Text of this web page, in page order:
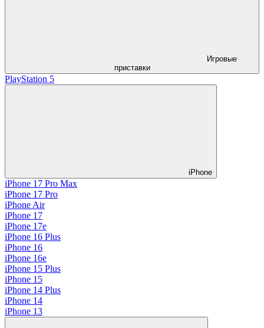
Игровые
приставки
PlayStation 5
iPhone
iPhone 17 Pro Max
iPhone 17 Pro
iPhone Air
iPhone 17
iPhone 17e
iPhone 16 Plus
iPhone 16
iPhone 16e
iPhone 15 Plus
iPhone 15
iPhone 14 Plus
iPhone 14
iPhone 13